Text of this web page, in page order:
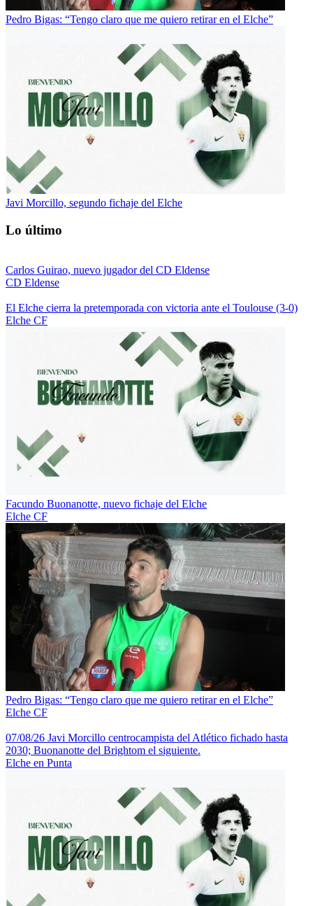
Pedro Bigas: “Tengo claro que me quiero retirar en el Elche”
Javi Morcillo, segundo fichaje del Elche
Lo último
Carlos Guirao, nuevo jugador del CD Eldense
CD Eldense
El Elche cierra la pretemporada con victoria ante el Toulouse (3-0)
Elche CF
Facundo Buonanotte, nuevo fichaje del Elche
Elche CF
Pedro Bigas: “Tengo claro que me quiero retirar en el Elche”
Elche CF
07/08/26 Javi Morcillo centrocampista del Atlético fichado hasta
2030; Buonanotte del Brightom el siguiente.
Elche en Punta